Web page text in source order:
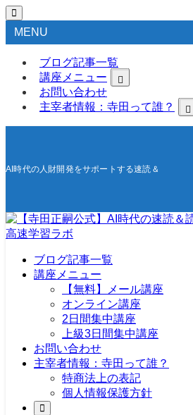
MENU
ブログ記事一覧
講座メニュー
お問い合わせ
主宰者情報：寺田って誰？
AI時代の人財開発をサポートする速読＆高速学習
ブログ記事一覧
講座メニュー
【無料】メール講座
オンライン講座
2日間集中講座
上級3日間集中講座
お問い合わせ
主宰者情報：寺田って誰？
特商法上の表記
個人情報保護方針